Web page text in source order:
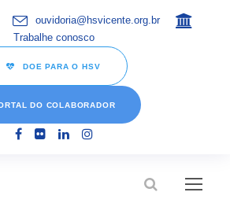
ouvidoria@hsvicente.org.br
Trabalhe conosco
DOE PARA O HSV
DO COLABORADOR